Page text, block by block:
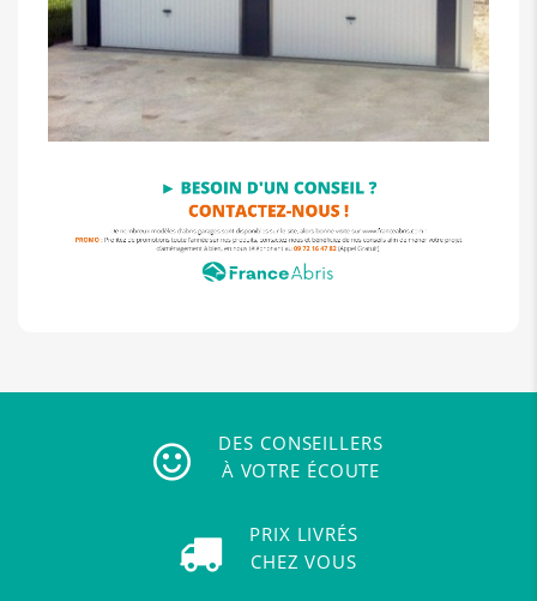
DES CONSEILLERS
À VOTRE ÉCOUTE
PRIX LIVRÉS
CHEZ VOUS